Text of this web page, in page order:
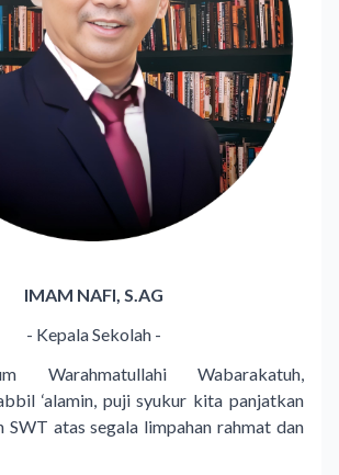
IMAM NAFI, S.AG
- Kepala Sekolah -
Warahmatullahi Wabarakatuh,
‘alamin, puji syukur kita panjatkan
SWT atas segala limpahan rahmat dan